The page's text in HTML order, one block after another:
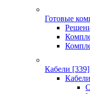
Готовые
Кабели [339]